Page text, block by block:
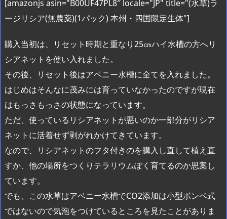
[amazonjs asin="B00UF47PL8″ locale="JP" title="(水草)ラ
ージリシア(無農薬)(1パック) 本州・四国限定生体"]
購入当初は、リセット時期と重なり25㎝ハイ水槽の方へリ
シアネットを使い入れました。
その後、リセット後はアベニー水槽に全てを入れました。
はじめはそんなに茂みには育っていなかったのですが現在
はもっさもっさの状態になっています。
ただ、使っているリシアネットが悪いのか一部分がリシア
ネットに活着せず剥がれかけてきています。
なので、リシアネットのフタ付きのを購入し直して植え直
すか、他の場所をつくりテラリウムぽく育てるのか思案し
ています。
でも、この水草はアベニー水槽でCO2添加は小型ボンベ式
ではないので気泡をつけているところを見たことがありま